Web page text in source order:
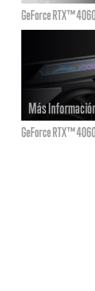
GeForce RTX™
Más
GeForce RTX™